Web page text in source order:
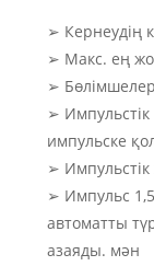
➢ Кернеудің
➢ Макс. ең
➢
➢
импульске
➢ Импульстік
➢ Импульс
автоматты
азаяды. мән